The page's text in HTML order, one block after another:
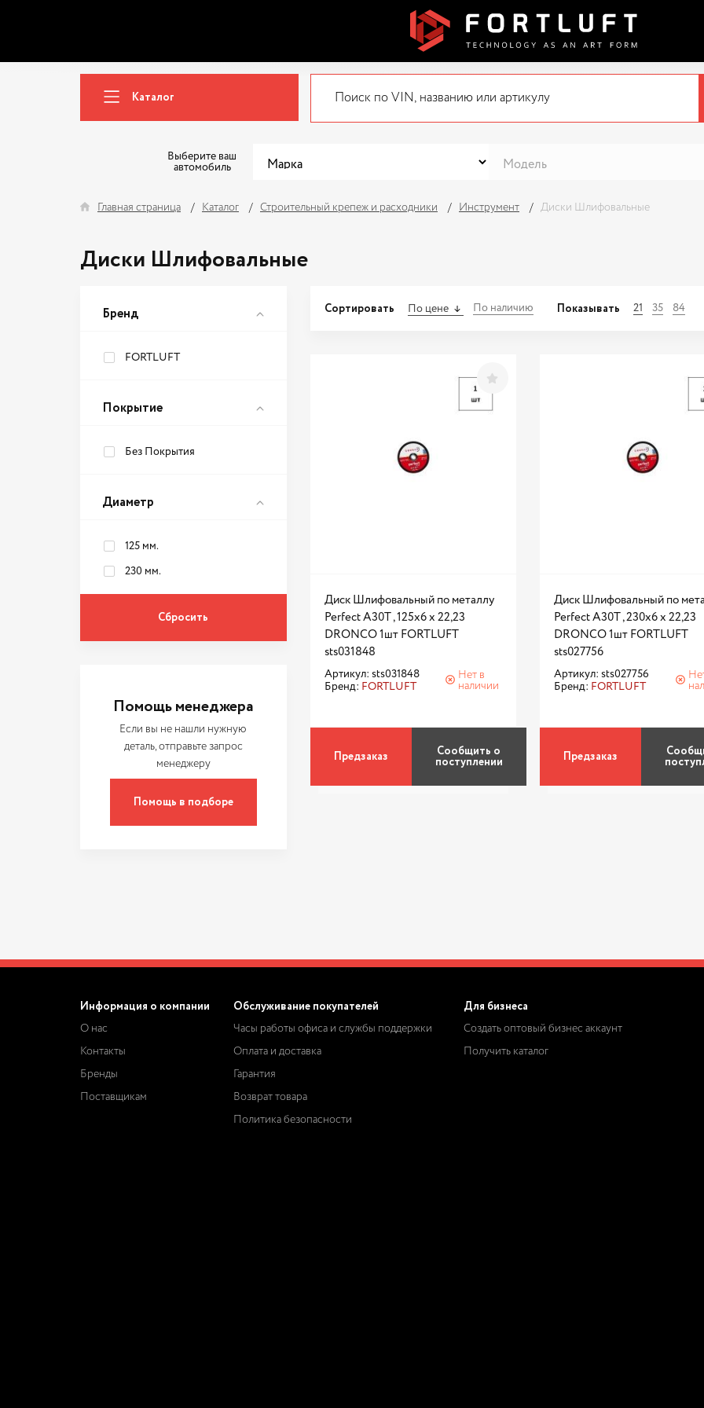
Каталог
Выберите ваш
автомобиль
Главная страница Каталог Строительный крепеж и расходники Инструмент Диски Шлифовальные
Диски Шлифовальные
Бренд
FORTLUFT
Покрытие
Без Покрытия
Диаметр
125 мм.
230 мм.
Помощь менеджера
Если вы не нашли нужную
деталь, отправьте запрос
менеджеру
Помощь в подборе
Сортировать По цене По наличию Показывать 21 35 84
Диск Шлифовальный по металлу
Perfect А30T , 125х6 x 22,23
DRONCO 1шт FORTLUFT
sts031848
Артикул: sts031848
Бренд: FORTLUFT
Нет в
наличии
Предзаказ Сообщить о
поступлении
Диск Шлифовальный по
Perfect А30T , 230х6 x 22,23
DRONCO 1шт FORTLUFT
sts027756
Артикул: sts027756
Бренд: FORTLUFT
Предзаказ
Информация о компании
О нас
Контакты
Бренды
Поставщикам
Обслуживание покупателей
Часы работы офиса и службы поддержки
Оплата и доставка
Гарантия
Возврат товара
Политика безопасности
Для бизнеса
Создать оптовый бизнес аккаунт
Получить каталог